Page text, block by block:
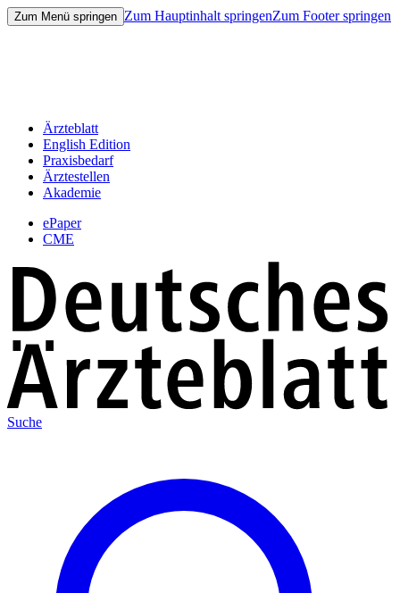
Zum Menü springen Zum Hauptinhalt springenZum Footer springen
Ärzteblatt
English Edition
Praxisbedarf
Ärztestellen
Akademie
ePaper
CME
Suche